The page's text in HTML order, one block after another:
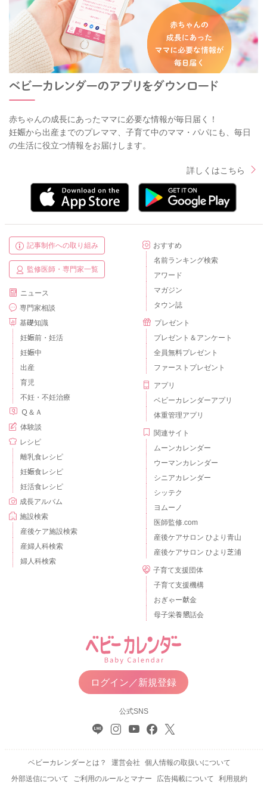
赤ちゃんの成長にあったママに必要な情報が毎日届く！
妊娠から出産までのプレママ、子育て中のママ・パパにも、毎日
の生活に役立つ情報をお届けします。
詳しくはこちら
記事制作への取り組み
監修医師・専門家一覧
ニュース
専門家相談
基礎知識
妊娠前・妊活
妊娠中
出産
育児
不妊・不妊治療
Ｑ＆Ａ
体験談
レシピ
離乳食レシピ
妊娠食レシピ
妊活食レシピ
成長アルバム
施設検索
産後ケア施設検索
産婦人科検索
婦人科検索
おすすめ
名前ランキング検索
アワード
マガジン
タウン誌
プレゼント
プレゼント＆アンケート
全員無料プレゼント
ファーストプレゼント
アプリ
ベビーカレンダーアプリ
体重管理アプリ
関連サイト
ムーンカレンダー
ウーマンカレンダー
シニアカレンダー
シッテク
ヨムーノ
医師監修.com
産後ケアサロン ひより青山
産後ケアサロン ひより芝浦
子育て支援団体
子育て支援機構
おぎゃー献金
母子栄養懇話会
ログイン／新規登録
公式SNS
ベビーカレンダーとは？ 運営会社
個人情報の取扱いについて
外部送信について
ご利用のルールとマナー 広告掲載について 利用規約